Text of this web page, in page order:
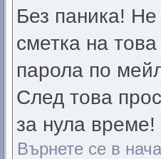
Без паника!
сметка на
парола по
След това
за нула време!
Върнете се в